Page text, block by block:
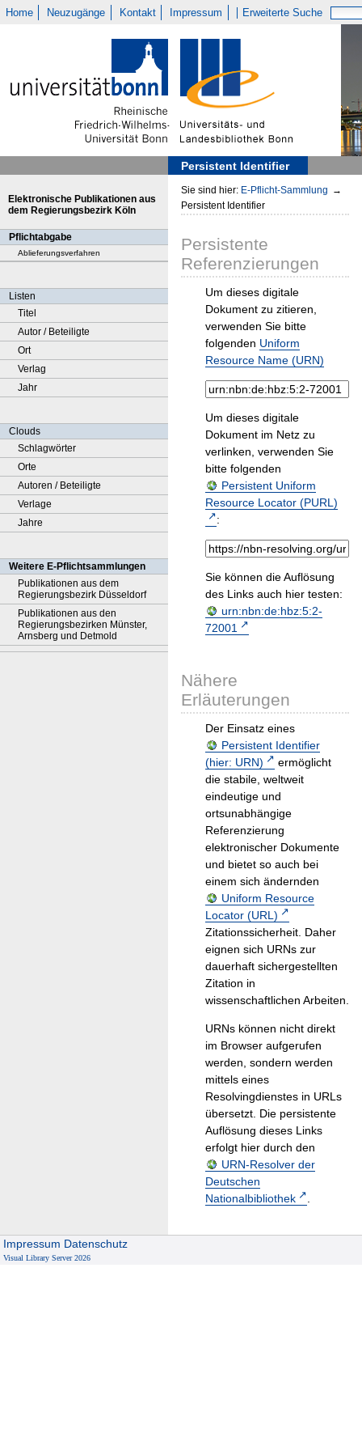
Home Neuzugänge Kontakt Impressum Erweiterte Suche
Persistent Identifier
Elektronische Publikationen aus
dem Regierungsbezirk Köln
Pflichtabgabe
Ablieferungsverfahren
Listen
Titel
Autor / Beteiligte
Ort
Verlag
Jahr
Clouds
Schlagwörter
Orte
Autoren / Beteiligte
Verlage
Jahre
Weitere E-Pflichtsammlungen
Publikationen aus dem
Regierungsbezirk Düsseldorf
Publikationen aus den
Regierungsbezirken Münster,
Arnsberg und Detmold
Sie sind hier: E-Pflicht-Sammlung →
Persistent Identifier
Persistente
Referenzierungen
Um dieses digitale
Dokument zu zitieren,
verwenden Sie bitte
folgenden Uniform
Resource Name (URN)
Um dieses digitale
Dokument im Netz zu
verlinken, verwenden Sie
bitte folgenden
Persistent Uniform
Resource Locator (PURL)
:
Sie können die Auflösung
des Links auch hier testen:
urn:nbn:de:hbz:5:2-
72001
Nähere
Erläuterungen
Der Einsatz eines
Persistent Identifier
(hier: URN)
ermöglicht
die stabile, weltweit
eindeutige und
ortsunabhängige
Referenzierung
elektronischer Dokumente
und bietet so auch bei
einem sich ändernden
Uniform Resource
Locator (URL)
Zitationssicherheit. Daher
eignen sich URNs zur
dauerhaft sichergestellten
Zitation in
wissenschaftlichen Arbeiten.
URNs können nicht direkt
im Browser aufgerufen
werden, sondern werden
mittels eines
Resolvingdienstes in URLs
übersetzt. Die persistente
Auflösung dieses Links
erfolgt hier durch den
URN-Resolver der
Deutschen
Nationalbibliothek
.
Impressum Datenschutz
Visual Library Server 2026